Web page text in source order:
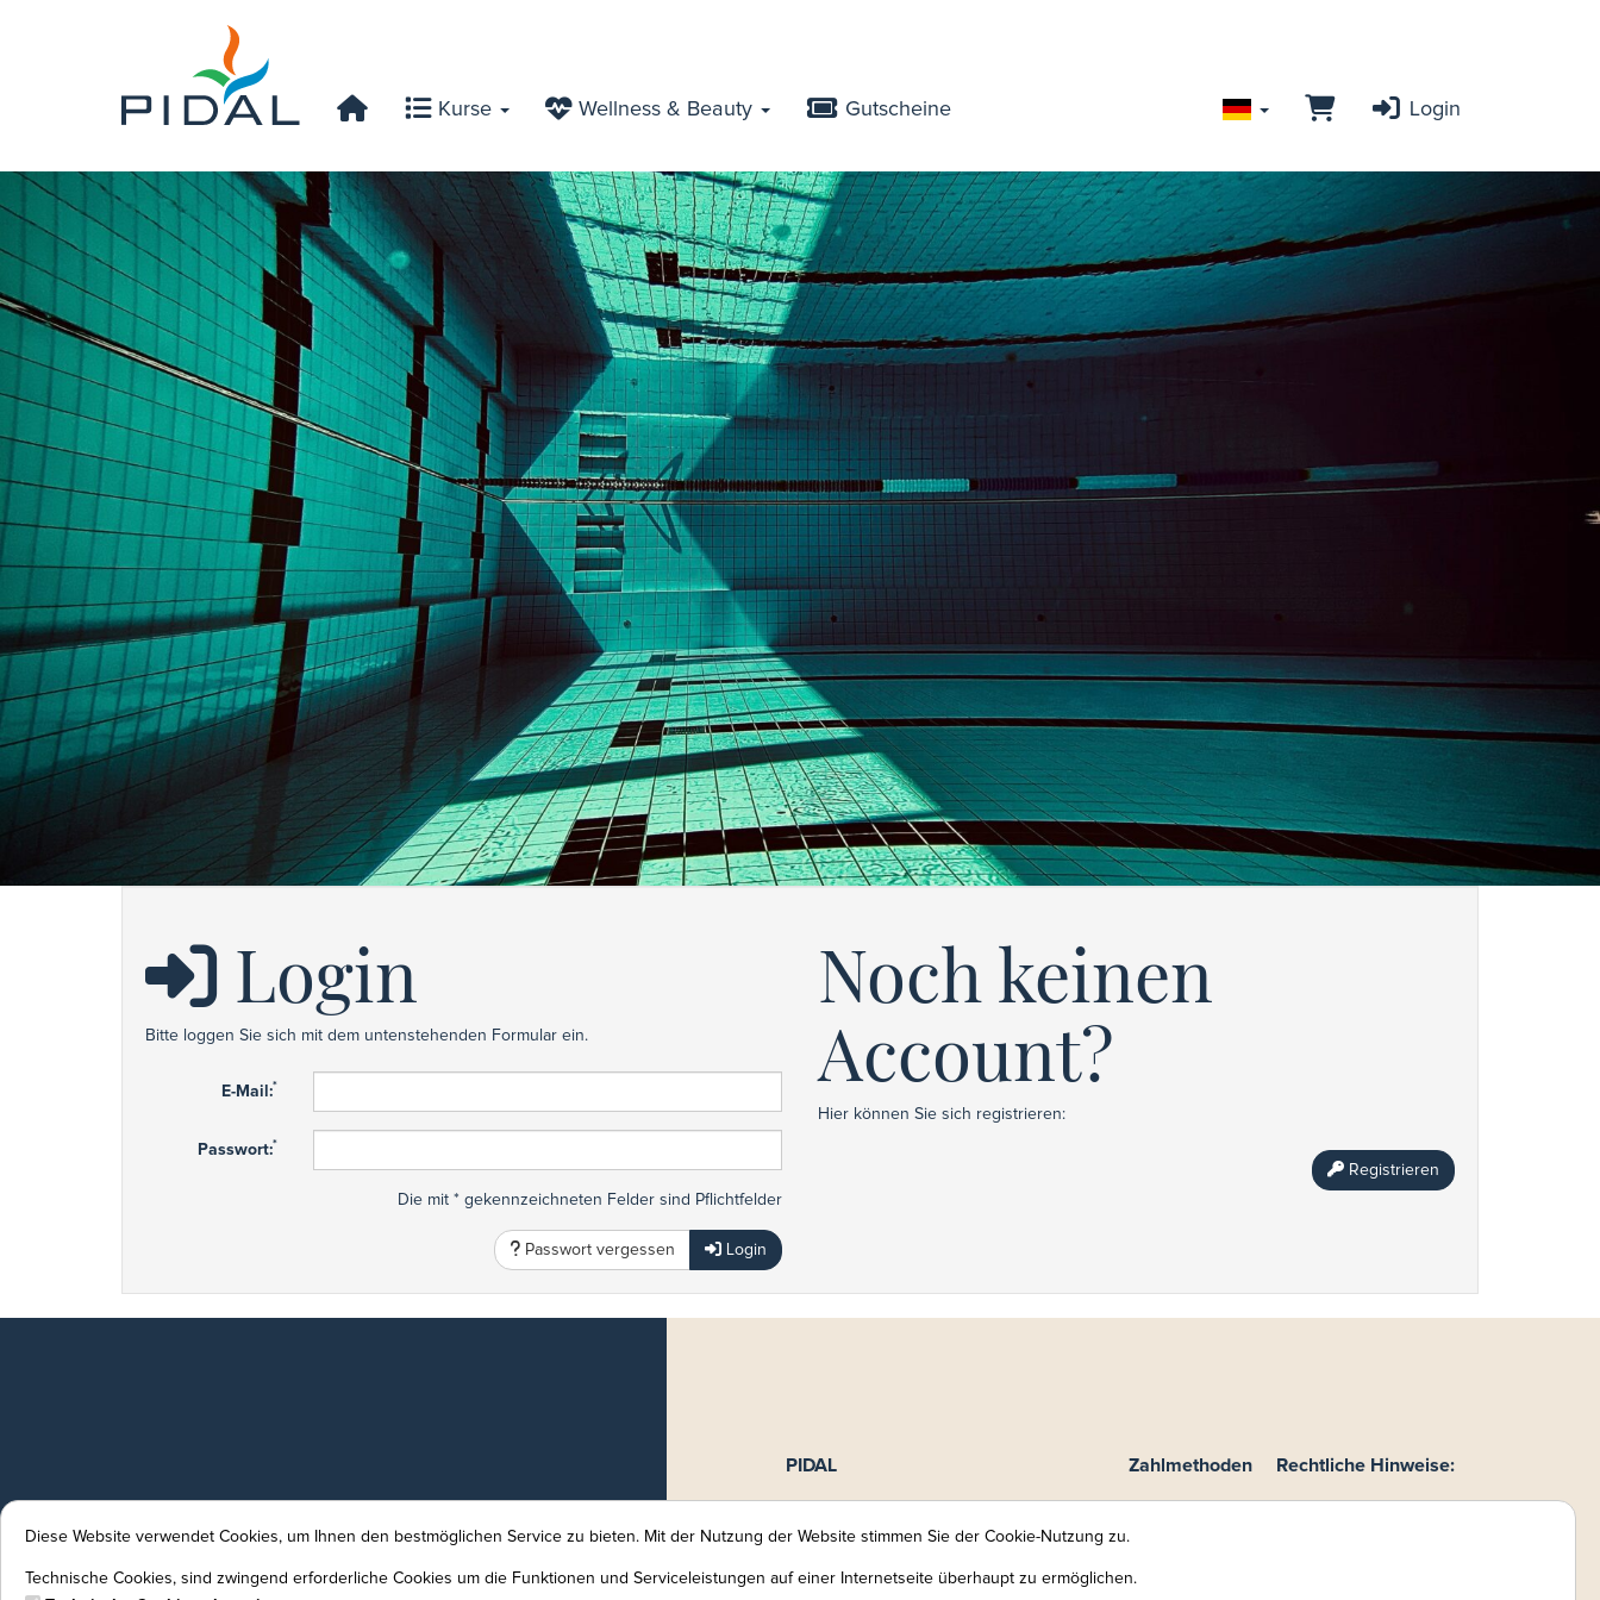
Kurse Wellness & Beauty Gutscheine Login
Login
Bitte loggen Sie sich mit dem untenstehenden Formular ein.
E-Mail:*
Passwort:*
Die mit * gekennzeichneten Felder sind Pflichtfelder
Passwort vergessen Login
Noch keinen
Account?
Hier können Sie sich registrieren:
Registrieren
PIDAL
Piscine intercommunale de l'Alzette
Walferdange - Steinsel - Lorentzweiler
L-7246 Helmsange
Zahlmethoden
Online-Zahlung
Rechtliche Hinweise:
Impressum
Diese Website verwendet Cookies, um Ihnen den bestmöglichen Service zu bieten. Mit der Nutzung der Website stimmen Sie der Cookie-Nutzung zu.
Technische Cookies, sind zwingend erforderliche Cookies um die Funktionen und Serviceleistungen auf einer Internetseite überhaupt zu ermöglichen.